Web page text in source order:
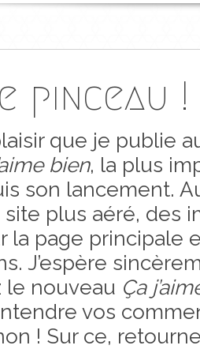
pinceau !
que je publie
bien, la plus
son lancement.
plus aéré, des
la page principale
J’espère
le nouveau Ça
vos
! Sur ce,